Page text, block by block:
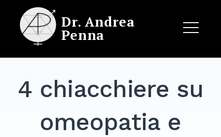
content
Dr. Andrea
Penna
EXPAND
4 chiacchiere su
omeopatia e